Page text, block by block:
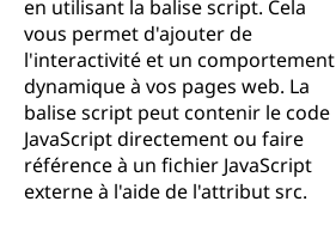
en utilisant la balise script. Cela
vous permet d'ajouter de
l'interactivité et un comportement
dynamique à vos pages web. La
balise script peut contenir le code
JavaScript directement ou faire
référence à un fichier JavaScript
externe à l'aide de l'attribut src.